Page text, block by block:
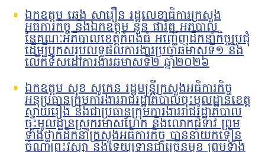
ឯកឧត្តម ឆេង សារឿន រដ្ឋលេខាធិការក្រសួង
អធិការកិច្ច និងឯកឧត្តម នួន ផារ័ត្ន អភិបាល
នៃគណៈអភិបាលខេត្តកំពង់ធំ អញ្ជើញដឹកនាំកិច្ចប្រជុំ
ដើម្បីបូកសរុបលទ្ធផលការងារប្រចាំឆមាសទី១ និង
លើកទិសដៅការងារឆមាសទី២ ឆ្នាំ២០២៦
ឯកឧត្តម សុខ សូកេន រដ្ឋមន្រ្តីក្រសួងអធិការកិច្ច
អនុប្រធានក្រុមការងាររាជរដ្ឋាភិបាលចុះមូលដ្ឋានខេត្ត
ស្វាយរៀង និងជាប្រធានក្រុមការងាររាជរដ្ឋាភិបាល
ចុះមូលដ្ឋានស្រុករមាសហែក និងលោកជំទាវ ព្រម
ទាំងថ្នាក់ដឹកនាំក្រសួងអធិការកិច្ច បាននាំយកទៀន
ចំណាំព្រះវស្សា និងទេយ្យទានជាច្រើនមុខ ព្រមទាំង